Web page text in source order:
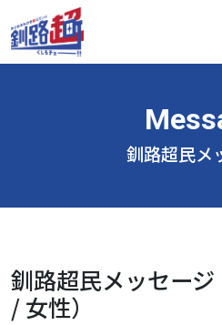
釧路超民メ
釧路超民メッセー
/ 女性）